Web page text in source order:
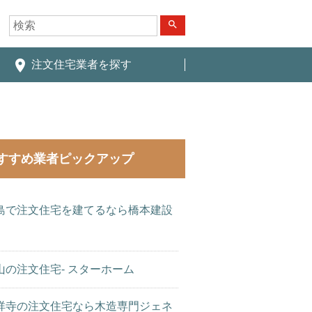
search
place 注文住宅業者を探す
すめ業者ピックアップ
で注文住宅を建てるなら橋本建設
の注文住宅- スターホーム
寺の注文住宅なら木造専門ジェネ